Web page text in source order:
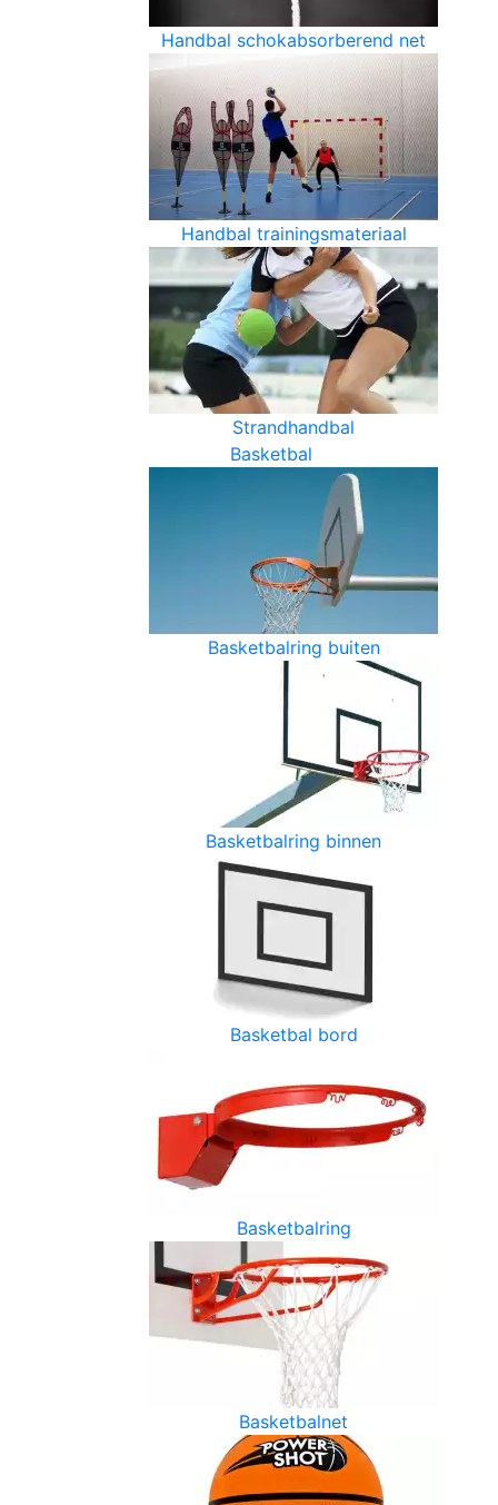
Handbal schokabsorberend net
Handbal trainingsmateriaal
Strandhandbal
Basketbal
Basketbalring buiten
Basketbalring binnen
Basketbal bord
Basketbalring
Basketbalnet